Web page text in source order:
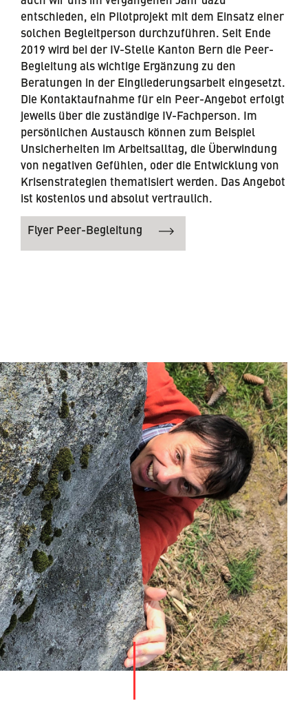
entschieden, ein Pilotprojekt mit dem Einsatz einer
solchen Begleitperson durchzuführen. Seit Ende
2019 wird bei der IV-Stelle Kanton Bern die Peer-
Begleitung als wichtige Ergänzung zu den
Beratungen in der Eingliederungsarbeit eingesetzt.
Die Kontaktaufnahme für ein Peer-Angebot erfolgt
jeweils über die zuständige IV-Fachperson. Im
persönlichen Austausch können zum Beispiel
Unsicherheiten im Arbeitsalltag, die Überwindung
von negativen Gefühlen, oder die Entwicklung von
Krisenstrategien thematisiert werden. Das Angebot
ist kostenlos und absolut vertraulich.
Flyer Peer-Begleitung